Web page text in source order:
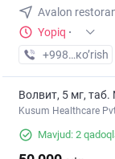
Avalon
Yopiq ·
+998 (55)кo’rish
Волвит, 5 мг,
Kusum Healthcare
Mavjud: 2